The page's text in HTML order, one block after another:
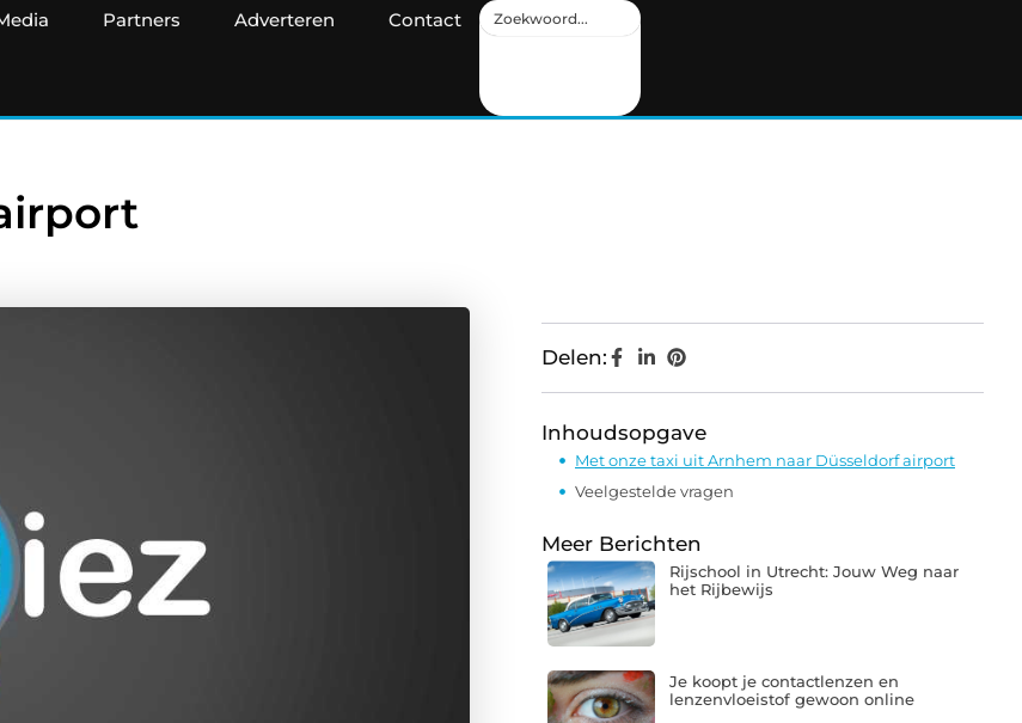
Partners Adverteren Contact
Delen:
Inhoudsopgave
Met onze taxi uit Arnhem naar Düsseldorf airport
Veelgestelde vragen
Meer Berichten
Rijschool in Utrecht: Jouw Weg naar
het Rijbewijs
Je koopt je contactlenzen en
lenzenvloeistof gewoon online